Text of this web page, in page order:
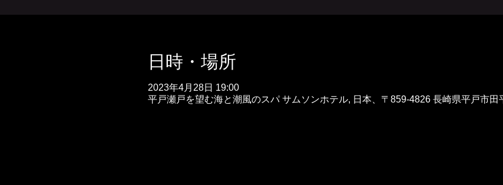
日時・場所
2023年4月28日 19:00
平戸瀬戸を望む海と潮風のスパ サムソンホテル, 日本、〒859-4826 長崎県平戸市田